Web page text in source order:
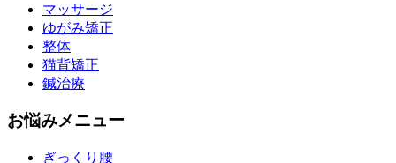
マッサージ
ゆがみ矯正
整体
猫背矯正
鍼治療
お悩みメニュー
ぎっくり腰